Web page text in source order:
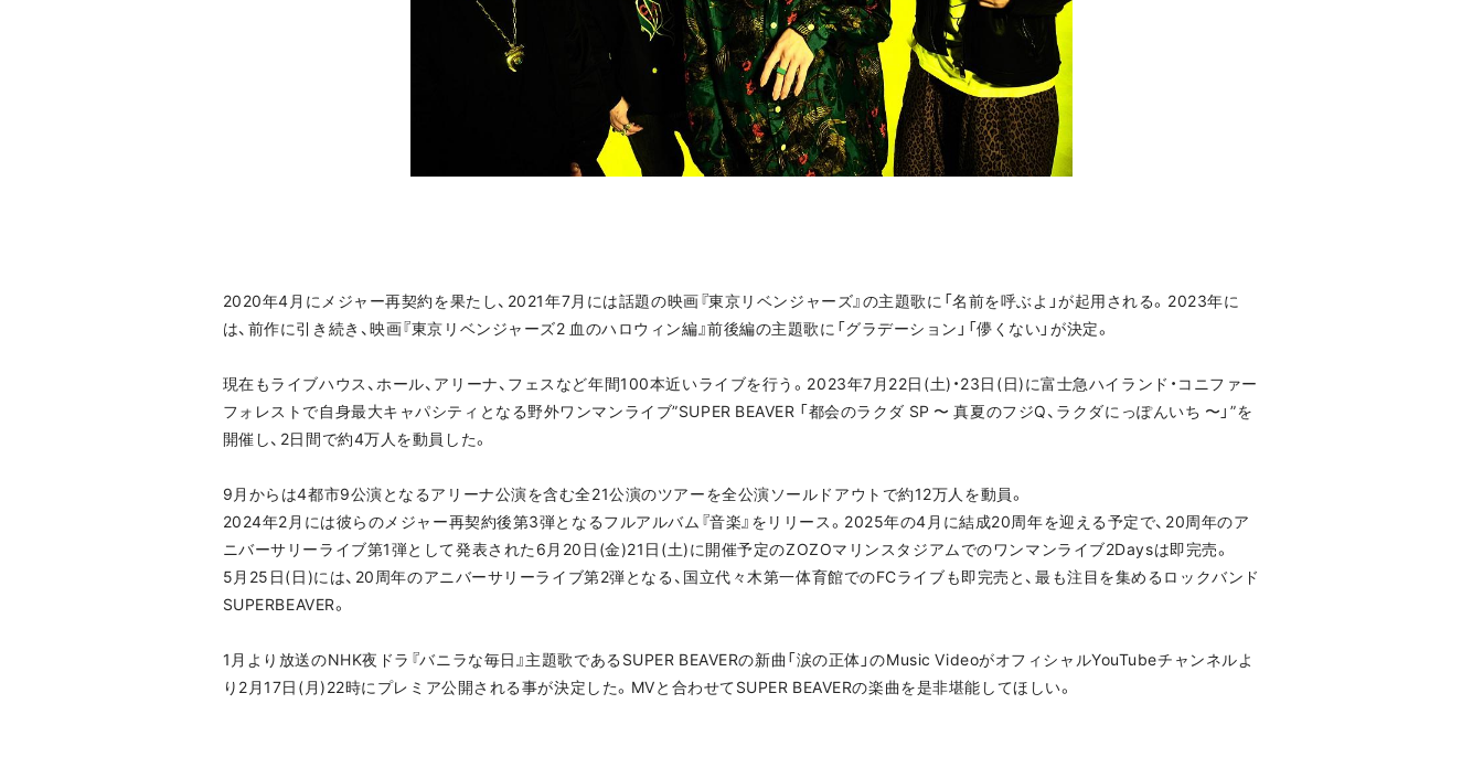
2020年4月にメジャー再契約を果たし、2021年7月には話題の映画『東京リベンジャーズ』の主題歌に「名前を呼ぶよ」が起用される。2023年に
は、前作に引き続き、映画『東京リベンジャーズ2 血のハロウィン編』前後編の主題歌に「グラデーション」「儚くない」が決定。
現在もライブハウス、ホール、アリーナ、フェスなど年間100本近いライブを行う。2023年7月22日(土)・23日(日)に富士急ハイランド・コニファー
フォレストで自身最大キャパシティとなる野外ワンマンライブ”SUPER BEAVER 「都会のラクダ SP 〜 真夏のフジQ、ラクダにっぽんいち 〜」”を
開催し、2日間で約4万人を動員した。
9月からは4都市9公演となるアリーナ公演を含む全21公演のツアーを全公演ソールドアウトで約12万人を動員。
2024年2月には彼らのメジャー再契約後第3弾となるフルアルバム『音楽』をリリース。2025年の4月に結成20周年を迎える予定で、20周年のア
ニバーサリーライブ第1弾として発表された6月20日(金)21日(土)に開催予定のZOZOマリンスタジアムでのワンマンライブ2Daysは即完売。
5月25日(日)には、20周年のアニバーサリーライブ第2弾となる、国立代々木第一体育館でのFCライブも即完売と、最も注目を集めるロックバンド
SUPERBEAVER。
1月より放送のNHK夜ドラ『バニラな毎日』主題歌であるSUPER BEAVERの新曲「涙の正体」のMusic VideoがオフィシャルYouTubeチャンネルよ
り2月17日(月)22時にプレミア公開される事が決定した。MVと合わせてSUPER BEAVERの楽曲を是非堪能してほしい。